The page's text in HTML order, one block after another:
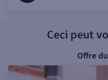
Ceci peut
Offre